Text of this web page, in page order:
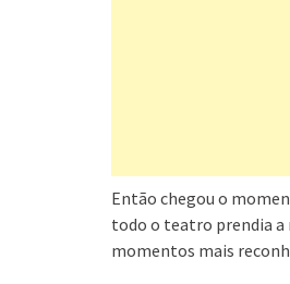
Então chegou o
todo o teatro prendia a
momentos mais